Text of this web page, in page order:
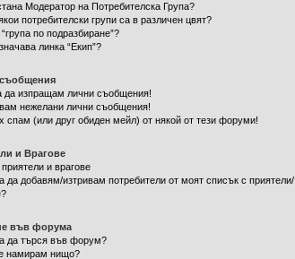
Модератор на Потребителска Група?
потребителски групи са в различен цвят?
по подразбиране”?
линка “Екип”?
да изпращам лични съобщения!
нежелани лични съобщения!
спам (или друг обиден мейл) от някой от тези форуми!
и Врагове
и врагове
да добавям/изтривам потребители от моят списък с приятели/
във форума
да търся във форум?
намирам нищо?